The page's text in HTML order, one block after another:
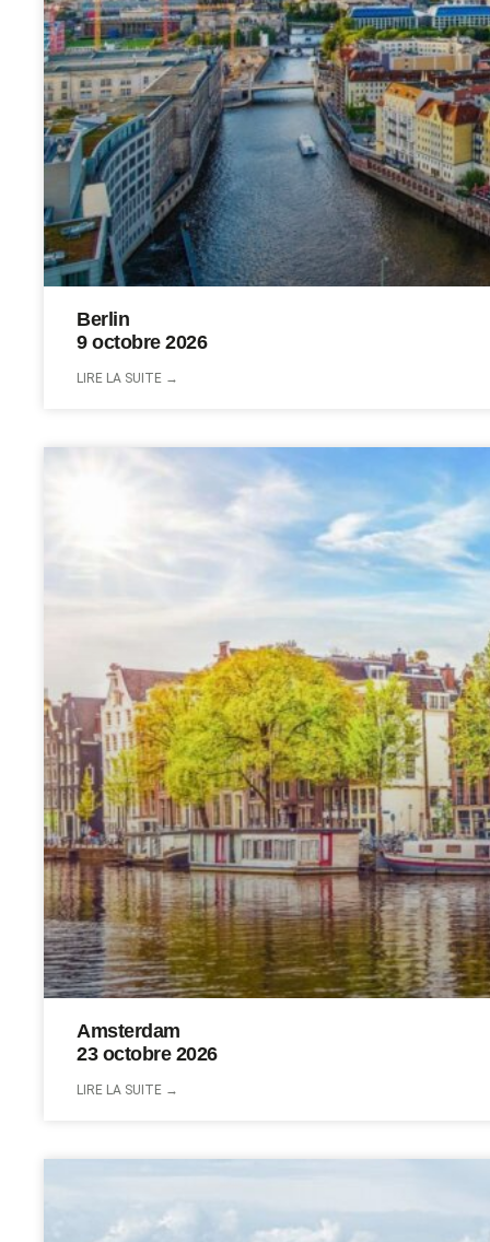
Berlin
9 octobre 2026
LIRE LA SUITE →
Amsterdam
23 octobre 2026
LIRE LA SUITE →